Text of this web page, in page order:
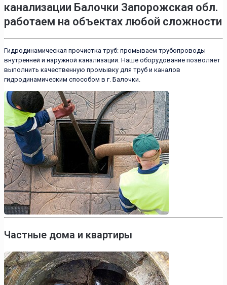
канализации Балочки Запорожская обл.
работаем на объектах любой сложности
Гидродинамическая прочистка труб: промываем трубопроводы
внутренней и наружной канализации. Наше оборудование позволяет
выполнить качественную промывку для труб и каналов
гидродинамическим способом в г. Балочки.
Частные дома и квартиры